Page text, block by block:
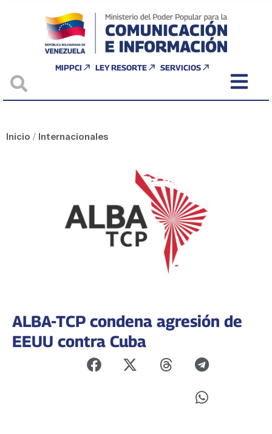
MIPPCI LEY RESORTE SERVICIOS
Inicio / Internacionales
ALBA-TCP condena agresión de
EEUU contra Cuba